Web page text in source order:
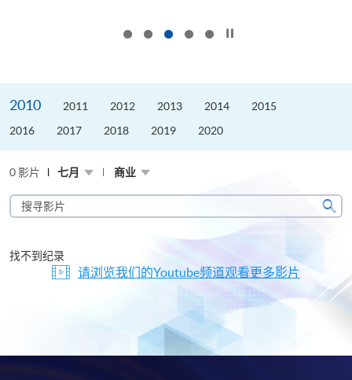
2010 2011 2012 2013 2014
2015
2016
2017 2018 2019 2020
0 影片 七月 商业
搜
寻
片
搜
找不到纪录
请浏览我们的Youtube频道观看更多影片